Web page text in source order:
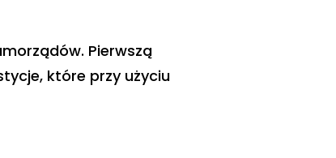
Pierwszą
które przy użyciu